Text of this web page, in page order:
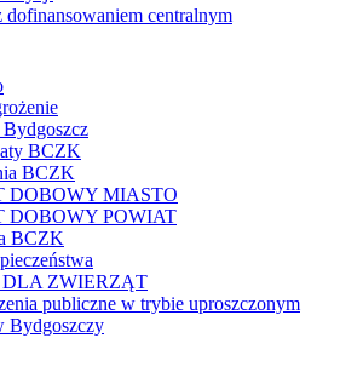
dofinansowaniem centralnym
BCZK
BCZK
DOBOWY MIASTO
DOBOWY POWIAT
BCZK
DLA ZWIERZĄT
publiczne w trybie uproszczonym
Bydgoszczy